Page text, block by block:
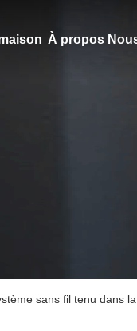
À propos
sans fil tenu dans